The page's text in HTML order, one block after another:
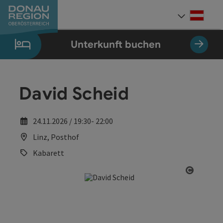
Zum Inhalt
Zur Navigation
Zum Seitenanfang
Zur Kontaktseite
Zum Impressum
Zur Startseite
Unterkunft buchen
David Scheid
24.11.2026 / 19:30- 22:00
Linz, Posthof
Kabarett